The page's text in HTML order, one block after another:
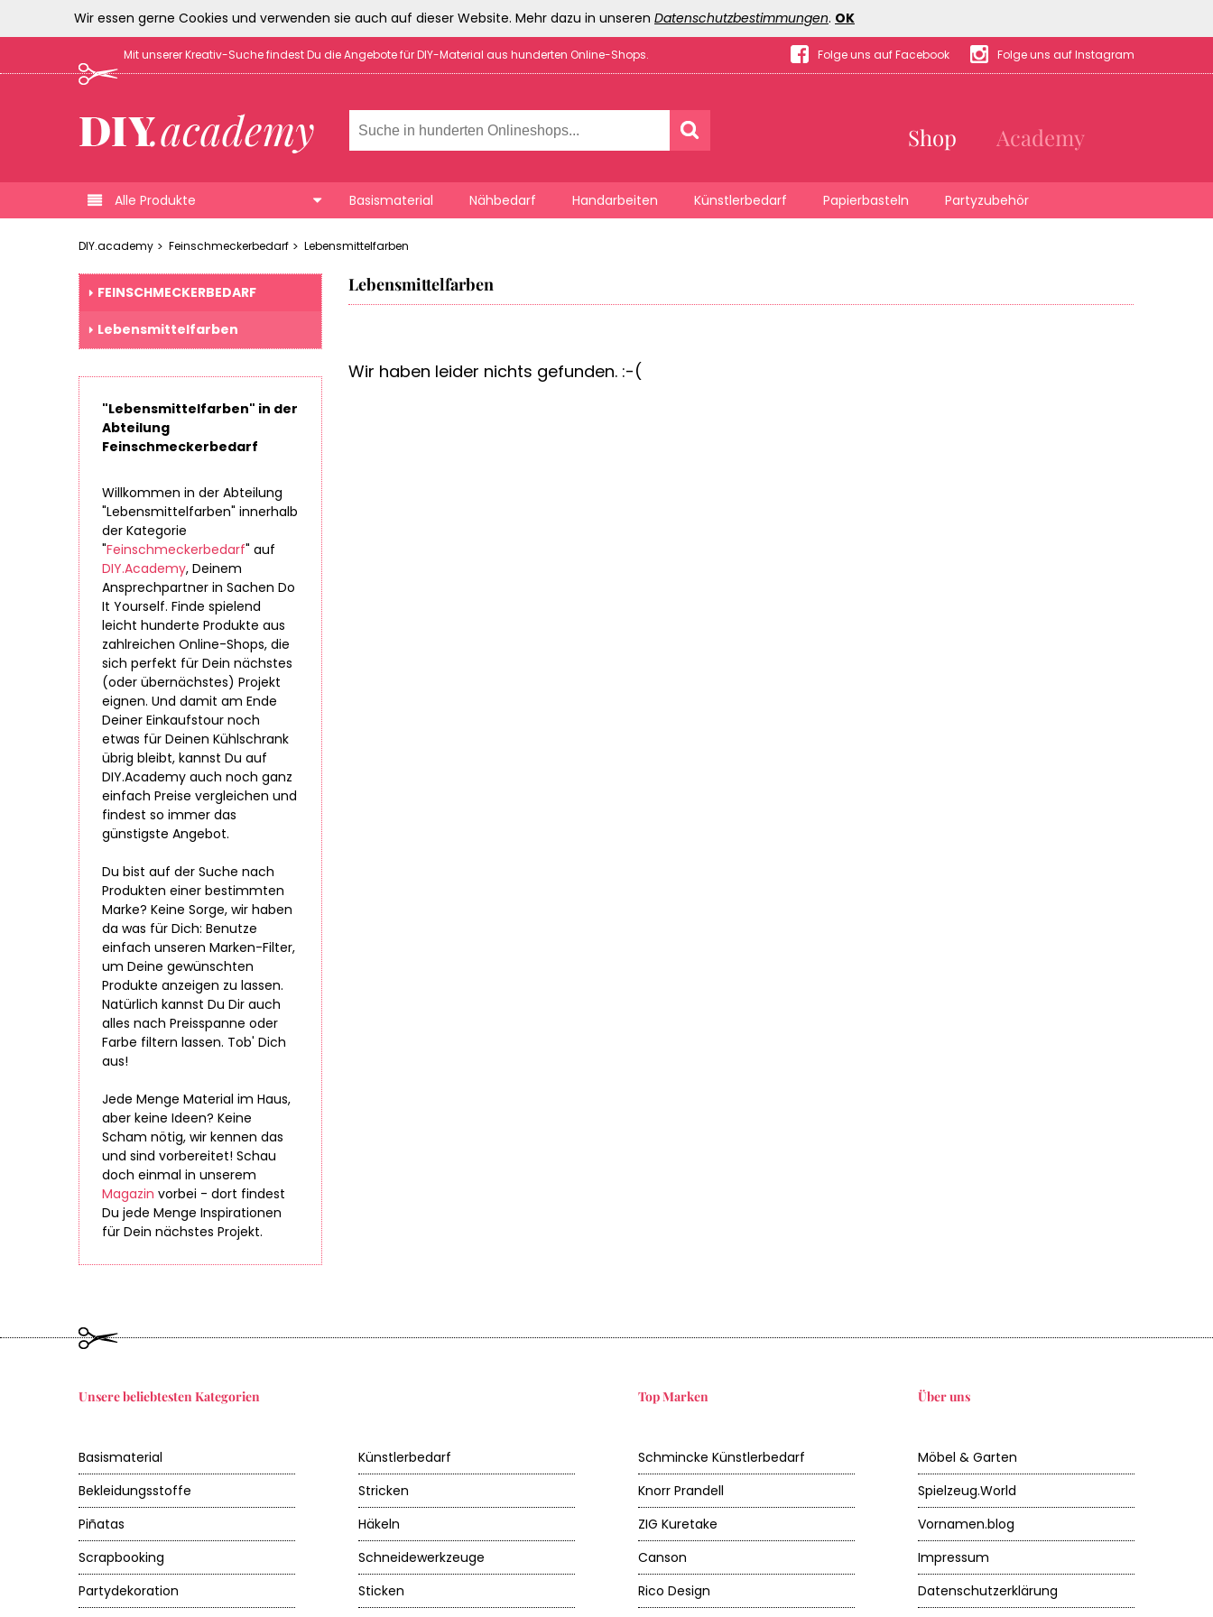
Wir essen gerne Cookies und verwenden sie auch auf dieser Website. Mehr dazu in unseren Datenschutzbestimmungen. OK
Mit unserer Kreativ-Suche findest Du die Angebote für DIY-Material aus hunderten Online-Shops. Folge uns auf Facebook Folge uns auf Instagram
Shop Academy
Alle Produkte Basismaterial Nähbedarf Handarbeiten Künstlerbedarf Papierbasteln Partyzubehör
DIY.academy Feinschmeckerbedarf Lebensmittelfarben
FEINSCHMECKERBEDARF
Lebensmittelfarben
"Lebensmittelfarben" in der
Abteilung
Feinschmeckerbedarf
Willkommen in der Abteilung
"Lebensmittelfarben" innerhalb
der Kategorie
"Feinschmeckerbedarf" auf
DIY.Academy, Deinem
Ansprechpartner in Sachen Do
It Yourself. Finde spielend
leicht hunderte Produkte aus
zahlreichen Online-Shops, die
sich perfekt für Dein nächstes
(oder übernächstes) Projekt
eignen. Und damit am Ende
Deiner Einkaufstour noch
etwas für Deinen Kühlschrank
übrig bleibt, kannst Du auf
DIY.Academy auch noch ganz
einfach Preise vergleichen und
findest so immer das
günstigste Angebot.
Du bist auf der Suche nach
Produkten einer bestimmten
Marke? Keine Sorge, wir haben
da was für Dich: Benutze
einfach unseren Marken-Filter,
um Deine gewünschten
Produkte anzeigen zu lassen.
Natürlich kannst Du Dir auch
alles nach Preisspanne oder
Farbe filtern lassen. Tob' Dich
aus!
Jede Menge Material im Haus,
aber keine Ideen? Keine
Scham nötig, wir kennen das
und sind vorbereitet! Schau
doch einmal in unserem
Magazin vorbei - dort findest
Du jede Menge Inspirationen
für Dein nächstes Projekt.
Lebensmittelfarben
Wir haben leider nichts gefunden. :-(
Über uns
Möbel & Garten
Spielzeug.World
Vornamen.blog
Impressum
Datenschutzerklärung
Unsere beliebtesten Kategorien
Basismaterial
Künstlerbedarf
Bekleidungsstoffe
Stricken
Piñatas
Häkeln
Scrapbooking
Schneidewerkzeuge
Partydekoration
Sticken
Top Marken
Schmincke Künstlerbedarf
Knorr Prandell
ZIG Kuretake
Canson
Rico Design